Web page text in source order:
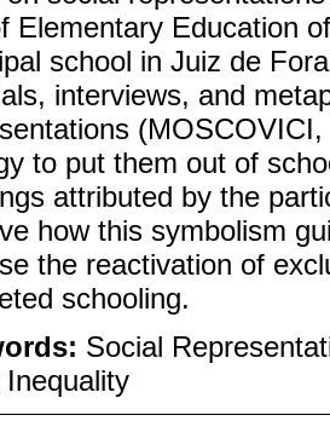
Elementary Education
school in Juiz de
interviews, and
to put them out of
attributed by the
how this symbolism
the reactivation of
schooling.
Social
Inequality